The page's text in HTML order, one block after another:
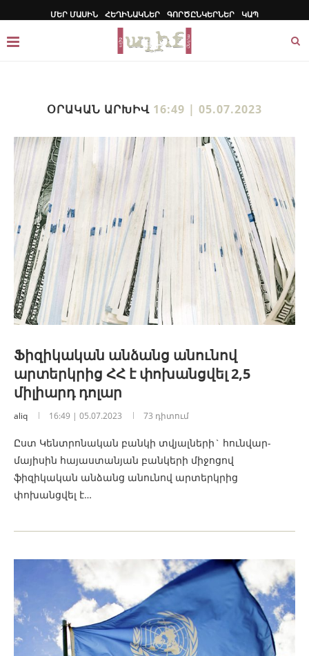
ՄԵՐ ՄԱՍԻՆ ՀԵՂԻՆԱԿՆԵՐ ԳՈՐԾԸՆԿԵՐՆԵՐ ԿԱՊ
ՕՐԱԿԱՆ ԱՐԽԻՎ 16:49 | 05.07.2023
Ֆիզիկական անձանց անունով
արտերկրից ՀՀ է փոխանցվել 2,5
միլիարդ դոլար
aliq 16:49 | 05.07.2023 73 դիտում
Ըստ Կենտրոնական բանկի տվյալների` հունվար-
մայիսին հայաստանյան բանկերի միջոցով
ֆիզիկական անձանց անունով արտերկրից
փոխանցվել է…